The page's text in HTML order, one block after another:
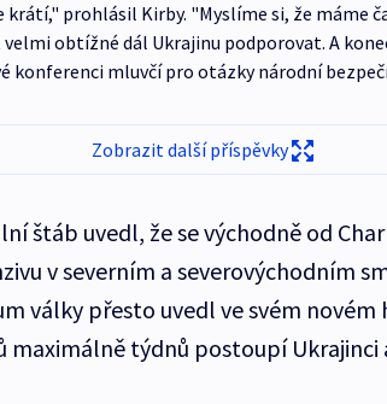
krátí," prohlásil Kirby. "Myslíme si, že máme
obtížné dál Ukrajinu podporovat. A
konferenci mluvčí pro otázky národní
Zobrazit další příspěvky
štáb uvedl, že se východně od
v severním a severovýchodním
války přesto uvedl ve svém novém
maximálně týdnů postoupí Ukrajinci